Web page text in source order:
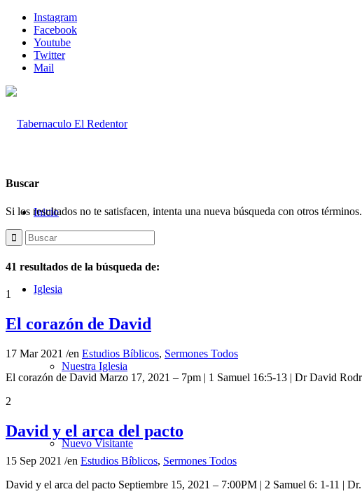
Instagram
Facebook
Youtube
Twitter
Mail
Inicio
Iglesia
Nuestra Iglesia
Nuevo Visitante
Buscar
Si los resultados no te satisfacen, intenta una nueva búsqueda con otros términos.
41 resultados de la búsqueda de:
1
El corazón de David
17 Mar 2021 /en Estudios Bíblicos, Sermones Todos
El corazón de David Marzo 17, 2021 – 7pm | 1 Samuel 16:5-13 | Dr David
2
David y el arca del pacto
15 Sep 2021 /en Estudios Bíblicos, Sermones Todos
David y el arca del pacto Septiembre 15, 2021 – 7:00PM | 2 Samuel 6: 1-11 |